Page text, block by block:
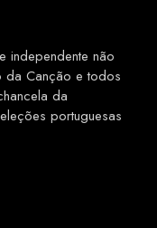
independente não
da Canção e todos
da
portuguesas